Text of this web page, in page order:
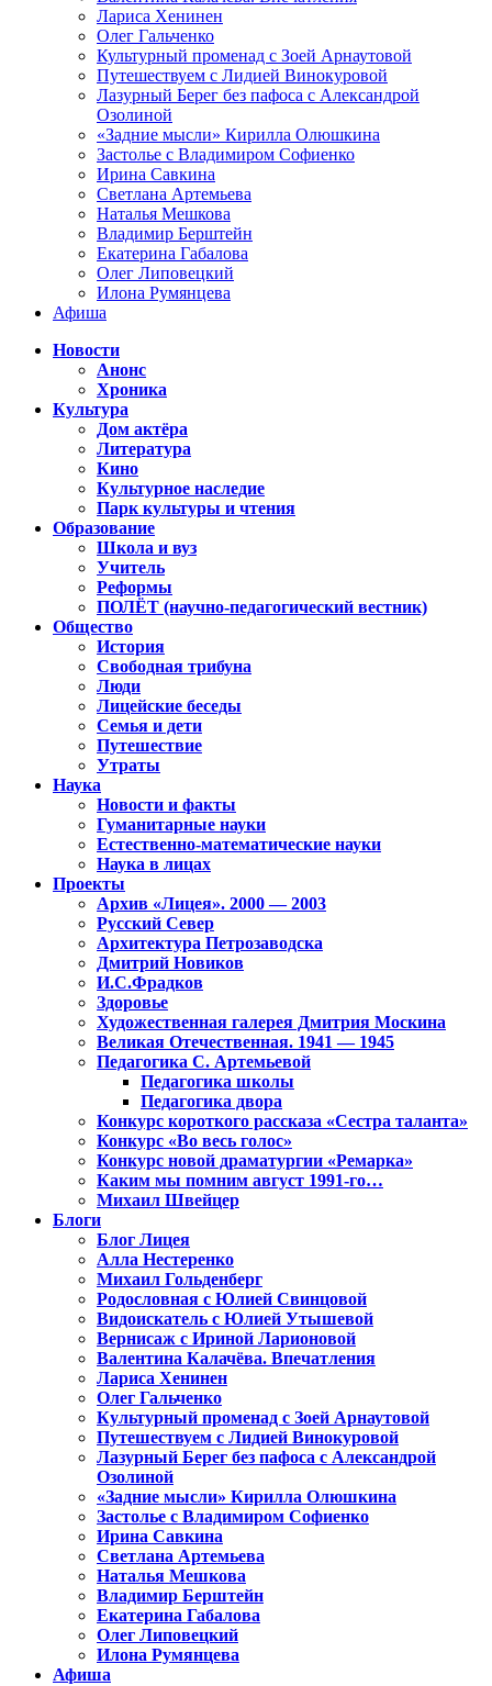
Лариса Хенинен
Олег Гальченко
Культурный променад с Зоей Арнаутовой
Путешествуем с Лидией Винокуровой
Лазурный Берег без пафоса с Александрой
Озолиной
«Задние мысли» Кирилла Олюшкина
Застолье с Владимиром Софиенко
Ирина Савкина
Светлана Артемьева
Наталья Мешкова
Владимир Берштейн
Екатерина Габалова
Олег Липовецкий
Илона Румянцева
Афиша
Новости
Анонс
Хроника
Культура
Дом актёра
Литература
Кино
Культурное наследие
Парк культуры и чтения
Образование
Школа и вуз
Учитель
Реформы
ПОЛЁТ (научно-педагогический вестник)
Общество
История
Свободная трибуна
Люди
Лицейские беседы
Семья и дети
Путешествие
Утраты
Наука
Новости и факты
Гуманитарные науки
Естественно-математические науки
Наука в лицах
Проекты
Архив «Лицея». 2000 — 2003
Русский Север
Архитектура Петрозаводска
Дмитрий Новиков
И.С.Фрадков
Здоровье
Художественная галерея Дмитрия Москина
Великая Отечественная. 1941 — 1945
Педагогика С. Артемьевой
Педагогика школы
Педагогика двора
Конкурс короткого рассказа «Сестра таланта»
Конкурс «Во весь голос»
Конкурс новой драматургии «Ремарка»
Каким мы помним август 1991-го…
Михаил Швейцер
Блоги
Блог Лицея
Алла Нестеренко
Михаил Гольденберг
Родословная с Юлией Свинцовой
Видоискатель с Юлией Утышевой
Вернисаж с Ириной Ларионовой
Валентина Калачёва. Впечатления
Лариса Хенинен
Олег Гальченко
Культурный променад с Зоей Арнаутовой
Путешествуем с Лидией Винокуровой
Лазурный Берег без пафоса с Александрой
Озолиной
«Задние мысли» Кирилла Олюшкина
Застолье с Владимиром Софиенко
Ирина Савкина
Светлана Артемьева
Наталья Мешкова
Владимир Берштейн
Екатерина Габалова
Олег Липовецкий
Илона Румянцева
Афиша